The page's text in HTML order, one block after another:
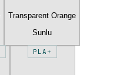
Transparent Orange
Sunlu
PLA+